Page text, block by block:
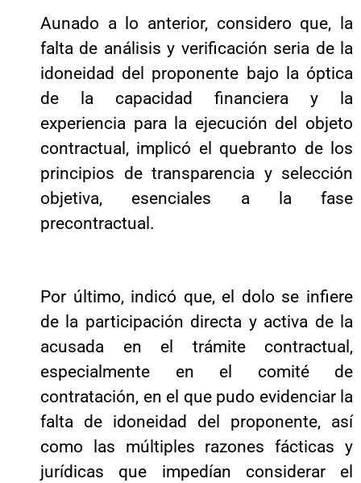
Aunado a lo anterior, considero que, la
falta de análisis y verificación seria de la
idoneidad del proponente bajo la óptica
de la capacidad financiera y la
experiencia para la ejecución del objeto
contractual, implicó el quebranto de los
principios de transparencia y selección
objetiva, esenciales a la fase
precontractual.
Por último, indicó que, el dolo se infiere
de la participación directa y activa de la
acusada en el trámite contractual,
especialmente en el comité de
contratación, en el que pudo evidenciar la
falta de idoneidad del proponente, así
como las múltiples razones fácticas y
jurídicas que impedían considerar el